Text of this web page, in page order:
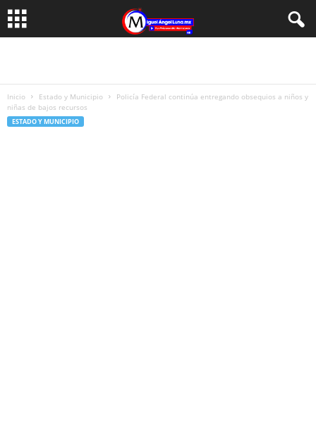
Inicio Estado y Municipio
Policía Federal continúa entregando obsequios a niños y
niñas de bajos recursos
ESTADO Y MUNICIPIO